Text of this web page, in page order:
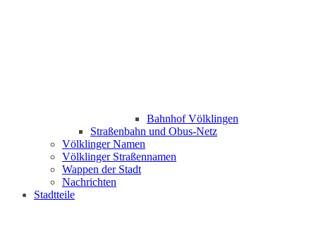
Bahnhof Völklingen
Straßenbahn und Obus-Netz
Völklinger Namen
Völklinger Straßennamen
Wappen der Stadt
Nachrichten
Stadtteile